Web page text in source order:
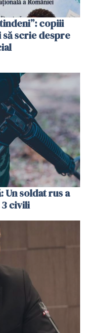
copiii
scrie despre
Un soldat rus a
3 civili